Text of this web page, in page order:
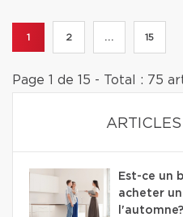
1 2 ... 15
Page 1 de 15 - Total : 75
Est-ce un
acheter
l'automne?